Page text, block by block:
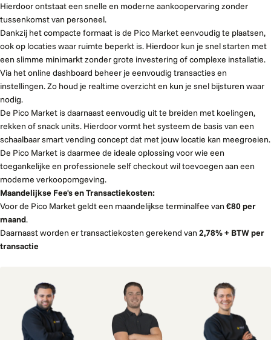
Hierdoor ontstaat een snelle en moderne aankoopervaring zonder
tussenkomst van personeel.
Dankzij het compacte formaat is de Pico Market eenvoudig te plaatsen,
ook op locaties waar ruimte beperkt is. Hierdoor kun je snel starten met
een slimme minimarkt zonder grote investering of complexe installatie.
Via het online dashboard beheer je eenvoudig transacties en
instellingen. Zo houd je realtime overzicht en kun je snel bijsturen waar
nodig.
De Pico Market is daarnaast eenvoudig uit te breiden met koelingen,
rekken of snack units. Hierdoor vormt het systeem de basis van een
schaalbaar smart vending concept dat met jouw locatie kan meegroeien.
De Pico Market is daarmee de ideale oplossing voor wie een
toegankelijke en professionele self checkout wil toevoegen aan een
moderne verkoopomgeving.
Maandelijkse Fee's en Transactiekosten:
Voor de Pico Market geldt een maandelijkse terminalfee van €80 per
maand.
Daarnaast worden er transactiekosten gerekend van 2,78% + BTW per
transactie